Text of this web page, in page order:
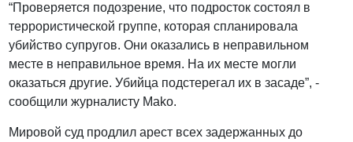
“Проверяется подозрение, что подросток состоял в
террористической группе, которая спланировала
убийство супругов. Они оказались в неправильном
месте в неправильное время. На их месте могли
оказаться другие. Убийца подстерегал их в засаде”, -
сообщили журналисту Mako.
Мировой суд продлил арест всех задержанных до